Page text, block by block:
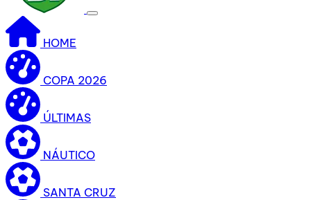
HOME
COPA 2026
ÚLTIMAS
NÁUTICO
SANTA CRUZ